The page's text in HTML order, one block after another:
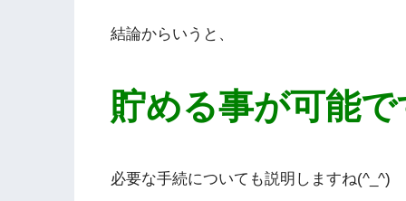
結論からいうと、
貯める事が可能
必要な手続についても説明しますね(^_^)